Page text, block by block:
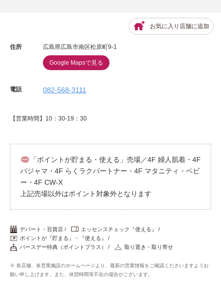
お気に入り店舗に追加
住所 広島県広島市南区松原町9-1
Google Mapsで見る
電話 082-568-3111
【営業時間】10：30-19：30
「ポイントが貯まる・使える」売場／4F 婦人肌着・4F
パジャマ・4F らくラクパートナー・4F マタニティ・ベビ
ー・4F CW-X
上記売場以外はポイント対象外となります
デパート・百貨店
エッセンスチェック『使える』
ポイントが『貯まる』・『使える』
バースデー特典（ポイントプラス）
取り置き・取り寄せ
※ 各店舗、各営業施設のホームページより、最新の営業情報をご確認くださいますようお
願い申し上げます。また、休憩時間等不在の場合がございます。